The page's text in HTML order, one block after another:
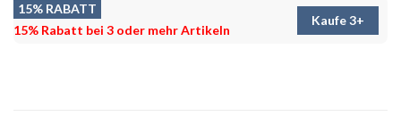
15% RABATT
15% Rabatt bei 3 oder mehr Artikeln
Kaufe 3+